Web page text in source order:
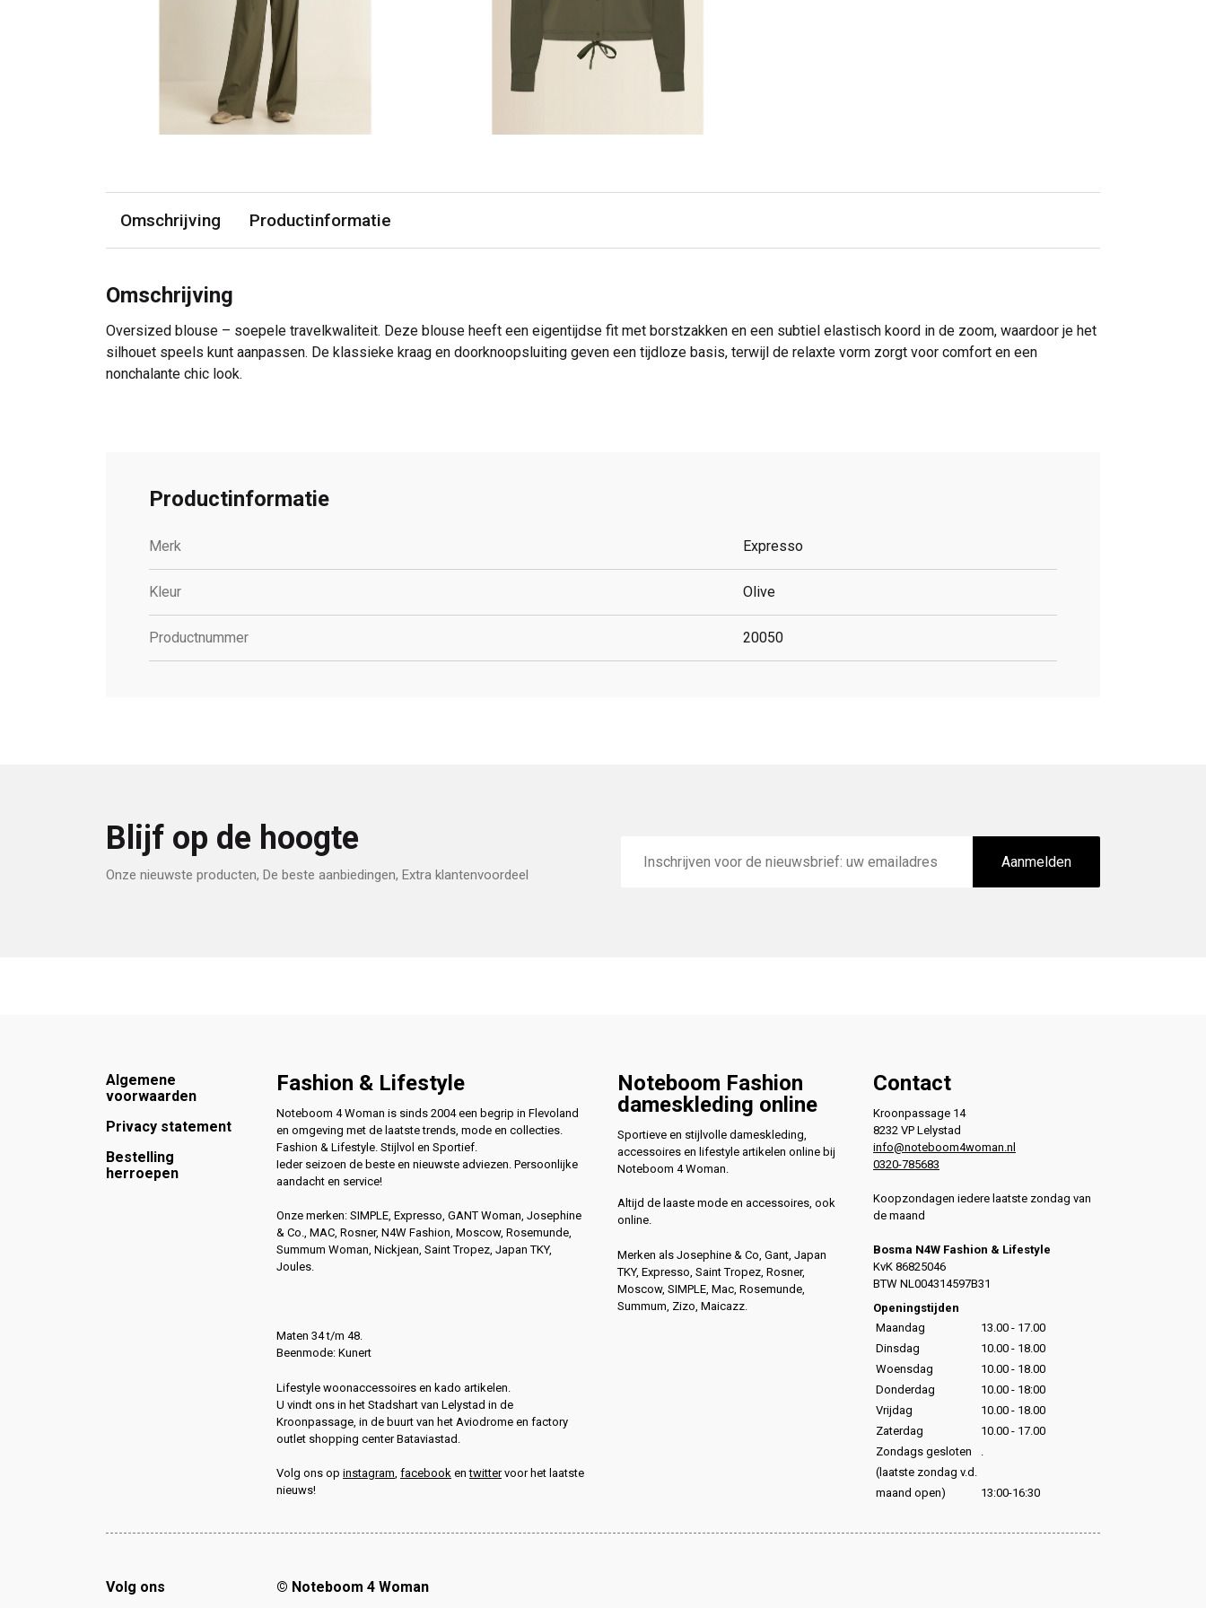
Omschrijving Productinformatie
Omschrijving
Oversized blouse – soepele travelkwaliteit. Deze blouse heeft een eigentijdse fit met borstzakken en een subtiel elastisch koord in de zoom, waardoor je het
silhouet speels kunt aanpassen. De klassieke kraag en doorknoopsluiting geven een tijdloze basis, terwijl de relaxte vorm zorgt voor comfort en een
nonchalante chic look.
Productinformatie
Merk Expresso
Kleur Olive
Productnummer 20050
Blijf op de hoogte
Onze nieuwste producten, De beste aanbiedingen, Extra klantenvoordeel
mailadres
Aanmelden
Footer
Algemene
voorwaarden
Privacy statement
Bestelling
herroepen
Fashion & Lifestyle
Noteboom 4 Woman is sinds 2004 een begrip in Flevoland
en omgeving met de laatste trends, mode en collecties.
Fashion & Lifestyle. Stijlvol en Sportief.
Ieder seizoen de beste en nieuwste adviezen. Persoonlijke
aandacht en service!
Onze merken: SIMPLE, Expresso, GANT Woman, Josephine
& Co., MAC, Rosner, N4W Fashion, Moscow, Rosemunde,
Summum Woman, Nickjean, Saint Tropez, Japan TKY,
Joules.
Maten 34 t/m 48.
Beenmode: Kunert
Lifestyle woonaccessoires en kado artikelen.
U vindt ons in het Stadshart van Lelystad in de
Kroonpassage, in de buurt van het Aviodrome en factory
outlet shopping center Bataviastad.
Volg ons op instagram, facebook entwittervoor het laatste
nieuws!
Noteboom Fashion
dameskleding online
Sportieve en stijlvolle dameskleding,
accessoires en lifestyle artikelen online bij
Noteboom 4 Woman.
Altijd de laaste mode en accessoires, ook
online.
Merken als Josephine & Co, Gant, Japan
TKY, Expresso, Saint Tropez, Rosner,
Moscow, SIMPLE, Mac, Rosemunde,
Summum, Zizo, Maicazz.
Contact
Kroonpassage 14
8232 VP Lelystad
info@noteboom4woman.nl
0320-785683
Koopzondagen iedere laatste zondag van
de maand
Bosma N4W Fashion & Lifestyle
KvK 86825046
BTW NL004314597B31
Openingstijden
Maandag
13.00 - 17.00
Dinsdag
10.00 - 18.00
Woensdag
10.00 - 18.00
Donderdag
10.00 - 18:00
Vrijdag
10.00 - 18.00
Zaterdag
10.00 - 17.00
Zondags gesloten
.
(laatste zondag v.d.
maand open)
13:00-16:30
Volg ons © Noteboom 4 Woman